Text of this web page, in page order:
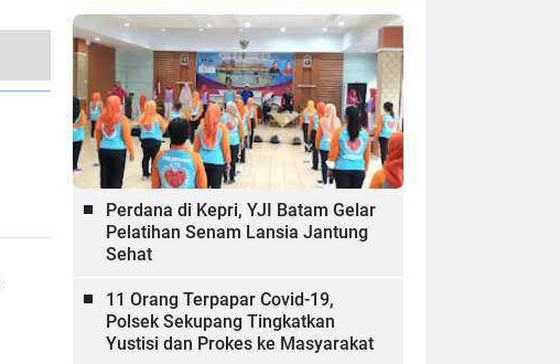
Perdana di Kepri, YJI Batam Gelar
Pelatihan Senam Lansia Jantung
Sehat
11 Orang Terpapar Covid-19,
Polsek Sekupang Tingkatkan
Yustisi dan Prokes ke Masyarakat